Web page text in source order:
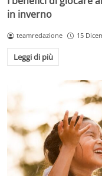
in inverno
teamredazione 15
Leggi di più